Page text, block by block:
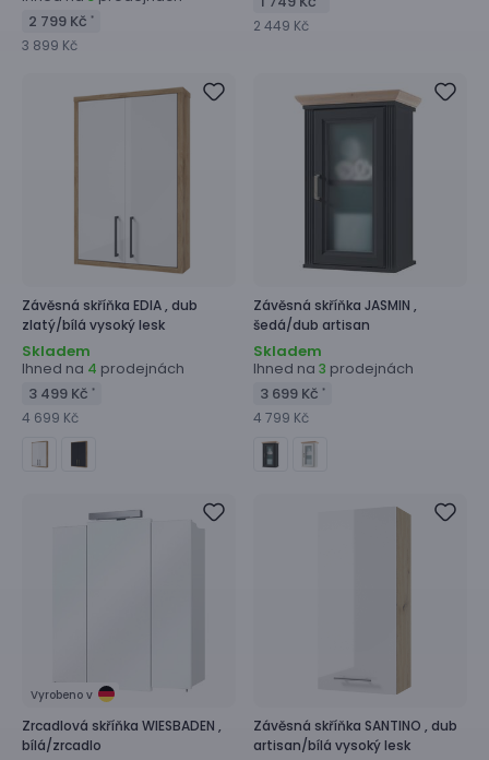
2 799 Kč *
3 899 Kč
2 449 Kč
Závěsná skříňka EDIA , dub
zlatý/bílá vysoký lesk
Skladem
Ihned na 4 prodejnách
3 499 Kč *
4 699 Kč
Závěsná skříňka JASMIN ,
šedá/dub artisan
Skladem
Ihned na 3 prodejnách
3 699 Kč *
4 799 Kč
Vyrobeno v
Zrcadlová skříňka WIESBADEN ,
bílá/zrcadlo
Závěsná skříňka SANTINO , dub
artisan/bílá vysoký lesk